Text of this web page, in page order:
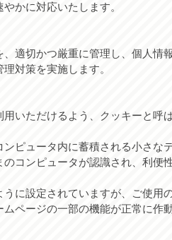
かに対応いたします。
適切かつ厳重に管理し、個人情
対策を実施します。
いただけるよう、クッキーと呼
ピュータ内に蓄積される小さな
コンピュータが認識され、利便
に設定されていますが、ご使用
ページの一部の機能が正常に作